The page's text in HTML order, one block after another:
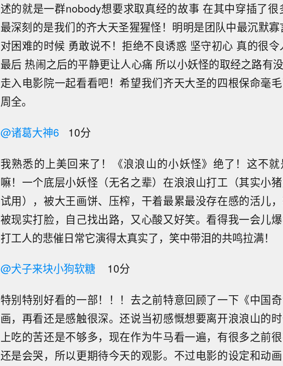
述的就是一群nobody想要求取真经的故事 在其中穿插了很
最深刻的是我们的齐大天圣猩猩怪！明明是团队中最沉默
对困难的时候 勇敢说不！拒绝不良诱惑 坚守初心 真的很
最后 热闹之后的平静更让人心痛 所以小妖怪的取经之路有
走入电影院一起看看吧！希望我们齐天大圣的四根保命毫
周全。
@诸葛大神6 10分
我熟悉的上美回来了！《浪浪山的小妖怪》绝了！这不
嘛！一个底层小妖怪（无名之辈）在浪浪山打工（其实小
试用），被大王画饼、压榨，干着最累最没存在感的活儿
被现实打脸，自己找出路，又心酸又好笑。看得我一会儿爆
打工人的悲催日常它演得太真实了，笑中带泪的共鸣拉满！
@犬子来块小狗软糖10分
特别特别好看的一部！！！去之前特意回顾了一下《中国
画，再看还是感触很深。还说当初感慨想要离开浪浪山的
上吃的苦还是不够多，现在作为牛马看一遍，有很多之前
还是会哭，所以更期待今天的观影。不过电影的设定和动